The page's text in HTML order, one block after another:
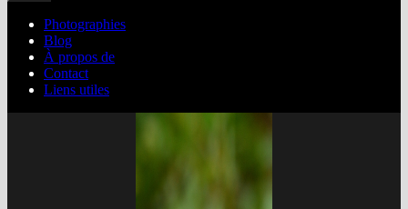
Photographies
Blog
À propos de
Contact
Liens utiles